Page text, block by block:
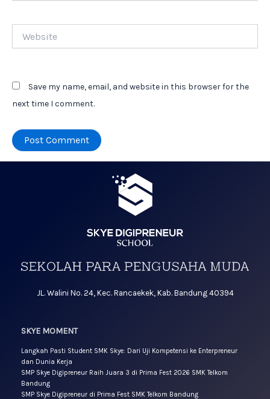
Save my name, email, and website in this browser for the
next time I comment.
JL. Walini No. 24, Kec. Rancaekek, Kab. Bandung 40394
SKYE MOMENT
Langkah Pasti Student SMK Skye: Dari Uji Kompetensi ke Enterpreneur
dan Dunia Kerja
SMP Skye Digipreneur Raih Juara 3 di Prima Fest 2026 SMK Telkom
Bandung
SMP Skye Digipreneur di Prima Fest SMK Telkom Bandung